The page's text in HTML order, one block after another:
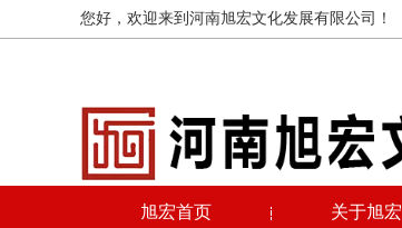
您好，欢迎来到河南旭宏文化发展有限公司！
旭宏首页 关于旭宏